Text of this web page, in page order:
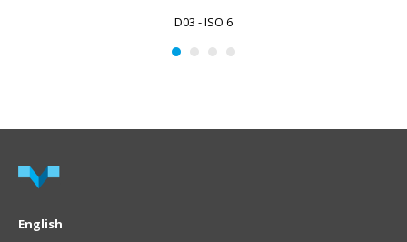
D03 - ISO 6
English